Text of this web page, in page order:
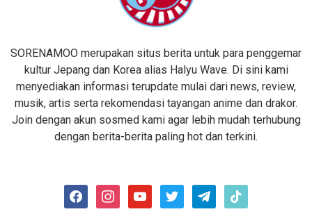
SORENAMOO merupakan situs berita untuk para penggemar
kultur Jepang dan Korea alias Halyu Wave. Di sini kami
menyediakan informasi terupdate mulai dari news, review,
musik, artis serta rekomendasi tayangan anime dan drakor.
Join dengan akun sosmed kami agar lebih mudah terhubung
dengan berita-berita paling hot dan terkini.
facebookinstagramyoutubetwitter telegramtiktok